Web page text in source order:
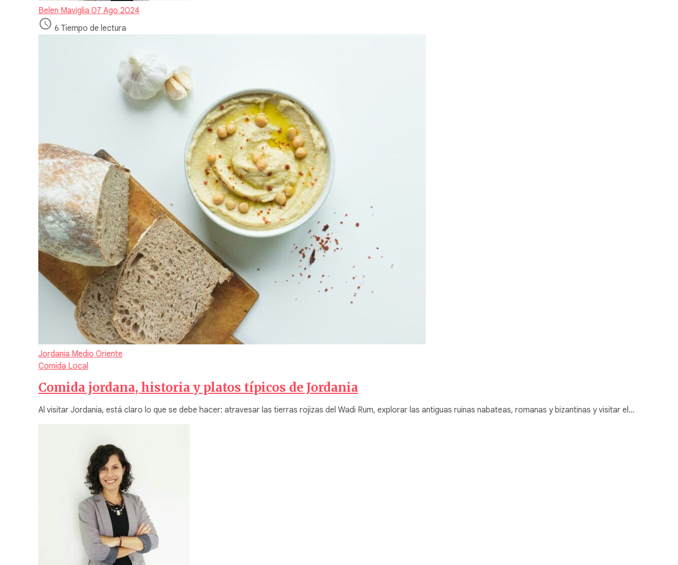
Belen Maviglia 07 Ago 2024
6 Tiempo de lectura
Jordania Medio Oriente
Comida Local
Comida jordana, historia y platos típicos de Jordania
Al visitar Jordania, está claro lo que se debe hacer: atravesar las tierras rojizas del Wadi Rum, explorar las antiguas ruinas nabateas, romanas y bizantinas y visitar el…